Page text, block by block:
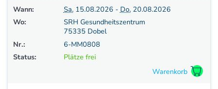
Kursreihe Kinderosteopathie - Zertifikat
(postgraduate)
Kursreihe Sportosteopathie - Zertifikat
KURSE PHYSIOTHERAPEUTEN
Wann: Sa.15.08.2026 - Do.20.08.2026
Wo:
SRH Gesundheitszentrum
75335 Dobel
Nr.:
6-MM0808
Status:
Plätze frei